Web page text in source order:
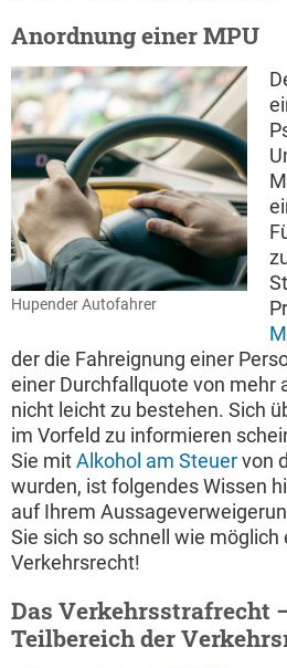
Anordnung einer MPU
Hupender Autofahrer
der die Fahreignung einer
einer Durchfallquote von mehr
nicht leicht zu bestehen. Sich
im Vorfeld zu informieren
Sie mitAlkohol am Steuervon
wurden, ist folgendes Wissen
auf Ihrem
Sie sich so schnell wie
Verkehrsrecht!
Das Verkehrsstrafrecht
Teilbereich der